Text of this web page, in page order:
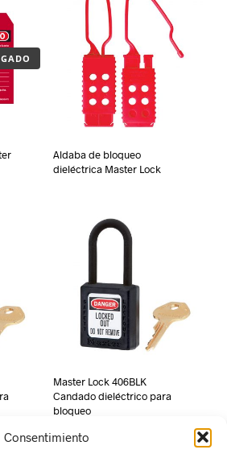
Consentimiento
Aldaba de bloqueo
dieléctrica Master Lock
Master Lock 406BLK
Candado dieléctrico para
bloqueo